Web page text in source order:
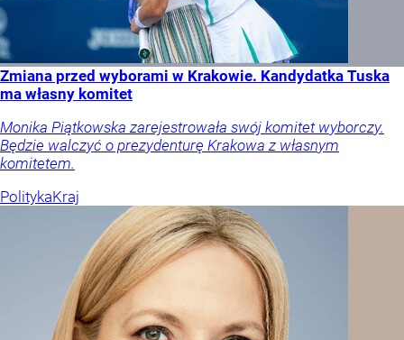
Zmiana przed wyborami w Krakowie. Kandydatka Tuska
ma własny komitet
Monika Piątkowska zarejestrowała swój komitet wyborczy.
Będzie walczyć o prezydenturę Krakowa z własnym
komitetem.
PolitykaKraj